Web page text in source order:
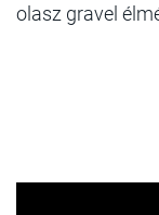
olasz gravel